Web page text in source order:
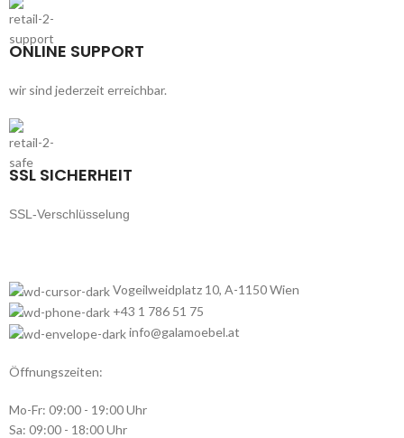
ONLINE SUPPORT
wir sind jederzeit erreichbar.
SSL SICHERHEIT
SSL-Verschlüsselung
Vogeilweidplatz 10, A-1150 Wien
+43 1 786 51 75
info@galamoebel.at
Öffnungszeiten:
Mo-Fr: 09:00 - 19:00 Uhr
Sa: 09:00 - 18:00 Uhr